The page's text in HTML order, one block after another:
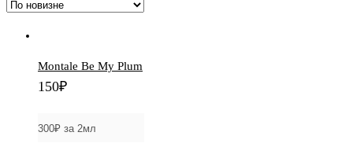
Montale Be My Plum
150₽